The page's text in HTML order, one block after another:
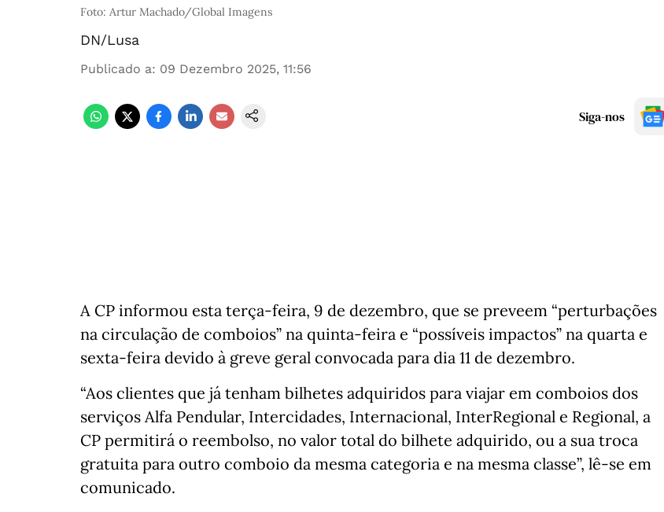
Foto: Artur Machado/Global Imagens
DN/Lusa
Publicado a: 09 Dezembro 2025, 11:56
Siga-nos
A CP informou esta terça-feira, 9 de dezembro, que se preveem “perturbações
na circulação de comboios” na quinta-feira e “possíveis impactos” na quarta e
sexta-feira devido à greve geral convocada para dia 11 de dezembro.
“Aos clientes que já tenham bilhetes adquiridos para viajar em comboios dos
serviços Alfa Pendular, Intercidades, Internacional, InterRegional e Regional, a
CP permitirá o reembolso, no valor total do bilhete adquirido, ou a sua troca
gratuita para outro comboio da mesma categoria e na mesma classe”, lê-se em
comunicado.